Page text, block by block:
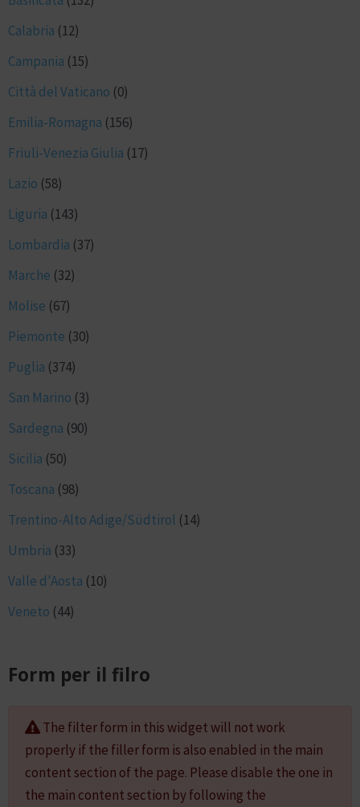
Calabria (12)
Campania (15)
Città del Vaticano (0)
Emilia-Romagna (156)
Friuli-Venezia Giulia (17)
Lazio (58)
Liguria (143)
Lombardia (37)
Marche (32)
Molise (67)
Piemonte (30)
Puglia (374)
San Marino (3)
Sardegna (90)
Sicilia (50)
Toscana (98)
Trentino-Alto Adige/Südtirol (14)
Umbria (33)
Valle d'Aosta (10)
Veneto (44)
Form per il filro
The filter form in this widget will not work
properly if the filler form is also enabled in the main
content section of the page. Please disable the one in
the main content section by following the